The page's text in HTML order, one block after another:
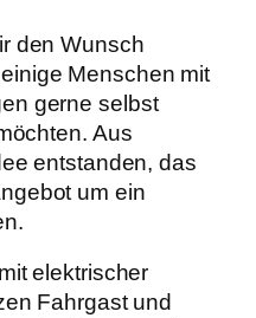
den Wunsch
Menschen mit
gerne selbst
Aus
entstanden, das
um ein
elektrischer
Fahrgast und